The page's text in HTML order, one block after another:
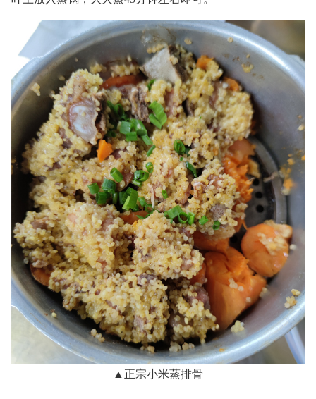
▲正宗小米蒸排骨